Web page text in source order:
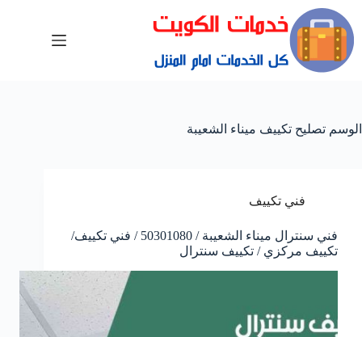
الوسم تصليح تكييف ميناء الشعيبة
فني تكييف
فني سنترال ميناء الشعيبة / 50301080 / فني تكييف/
تكييف مركزي / تكييف سنترال